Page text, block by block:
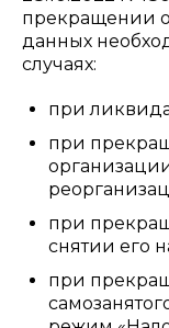
прекращении
данных
случаях:
при
при
при
снятии его
при